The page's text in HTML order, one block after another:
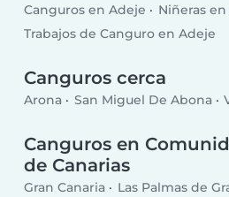
Canguros en Adeje
Niñeras
Trabajos de Canguro en Adeje
Canguros cerca
Arona San Miguel De Abona
Canguros en
de Canarias
Gran Canaria
Las Palmas de